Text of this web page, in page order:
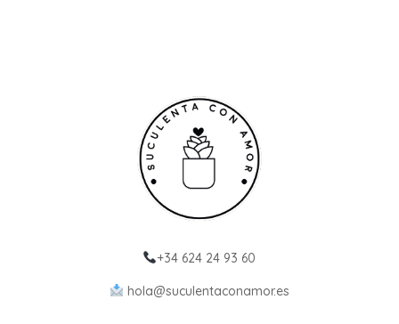
+34 624 24 93 60
hola@suculentaconamor.es